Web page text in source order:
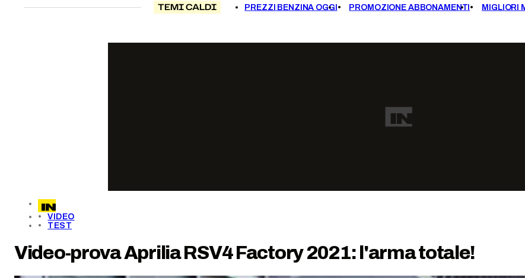
TEMI CALDI PREZZI BENZINA OGGI PROMOZIONE ABBONAMENTI MIGLIORI
VIDEO
TEST
Video-prova Aprilia RSV4 Factory 2021: l'arma totale!